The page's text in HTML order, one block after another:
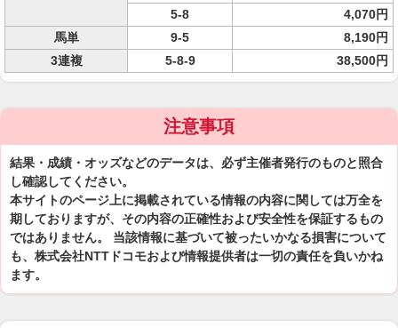
5-8
4,070円
馬単
9-5
8,190円
3連複
5-8-9 38,500円
注意事項
結果・成績・オッズなどのデータは、必ず主催者発行のものと照合
し確認してください。
本サイトのページ上に掲載されている情報の内容に関しては万全を
期しておりますが、その内容の正確性および安全性を保証するもの
ではありません。 当該情報に基づいて被ったいかなる損害について
も、株式会社NTTドコモおよび情報提供者は一切の責任を負いかね
ます。